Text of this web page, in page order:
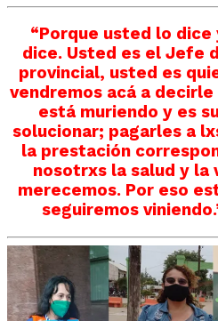
“Porque usted lo
dice. Usted es el Jefe
provincial, usted es
vendremos acá a
está muriendo y es
solucionar; pagarles a
la prestación
nosotrxs la salud y la
merecemos. Por eso
seguiremos